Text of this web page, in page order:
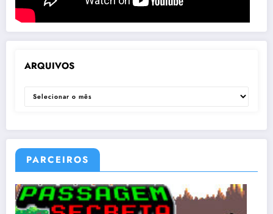
ARQUIVOS
ARQUIVOS
PARCEIROS